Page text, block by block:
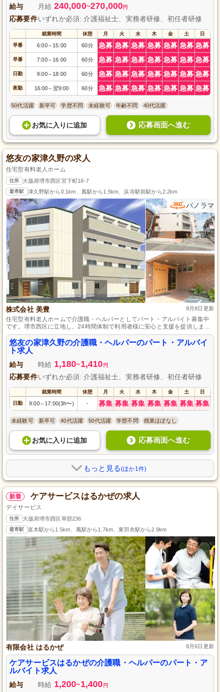
給与 月給 240,000~270,000円
応募要件いずれか必須: 介護福祉士、実務者研修、初任者研修
就業時間 休憩 月 火 水 木 金 土 日
早番 6:00～ 15:00 60分 急募 急募 急募 急募 急募 急募 急募
早番 7:00～ 16:00 60分 急募 急募 急募 急募 急募 急募 急募
日勤 9:00～ 18:00 60分 急募 急募 急募 急募 急募 急募 急募
夜勤 16:00～ 翌9:00 60分 急募 急募 急募 急募 急募 急募 急募
50代活躍 新卒可 学歴不問 未経験可 年齢不問 40代活躍
お気に入り に追加 応募画面へ進む
悠友の家津久野の求人
住宅型有料老人ホーム
住所 大阪府堺市西区宮下町18-7
最寄駅 津久野駅から0.1km、鳳駅から1.5km、浜寺駅前駅から2.2km
パノラマ
株式会社 美豊 8月8日更新
住宅型有料老人ホームで介護職・ヘルパーとしてパート・アルバイト募集中
です。堺市西区に立地し、24時間体制で利用者様に安心と支援を提供しま
す。初心者でも安心、介護職員初任者研修資格があれば、入社後2ヵ月間はマ
ンツーマンで丁寧に指導します。医療連携も充実しており、認知症ケアにも
対応しています。
悠友の家津久野の介護職・ヘルパーのパート・アルバイ
ト求人
給与 時給 1,180~1,410 円
応募要件いずれか必須: 介護福祉士、実務者研修、初任者研修
就業時間 休憩 月 火 水 木 金 土 日
日勤 9:00～ 17:00(3h〜) - 募集 募集 募集 募集 募集 募集 募集
未経験可 新卒可 40代活躍 50代活躍 学歴不問 残業ほぼなし
お気に入り に追加 応募画面へ進む
もっと見る(ほか1件)
新着 ケアサービスはるかぜの求人
デイサービス
住所 大阪府堺市西区草部236
最寄駅 富木駅から1.5km、鳳駅から1.7km、東羽衣駅から2.9km
有限会社 はるかぜ 8月6日更新
ケアサービスはるかぜの介護職・ヘルパーのパート・ア
ルバイト求人
給与 時給 1,200~1,400 円